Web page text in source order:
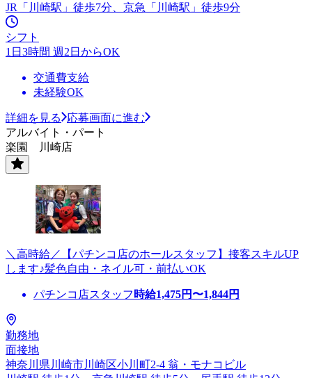
JR「川崎駅」徒歩7分、京急「川崎駅」徒歩9分
シフト
1日3時間 週2日からOK
交通費支給
未経験OK
詳細を見る
応募画面に進む
アルバイト・パート
楽園 川崎店
＼高時給／【パチンコ店のホールスタッフ】接客スキルUP
します♪髪色自由・ネイル可・前払いOK
パチンコ店スタッフ 時給1,475円〜1,844円
勤務地
面接地
神奈川県川崎市川崎区小川町2-4 翁・モナコビル